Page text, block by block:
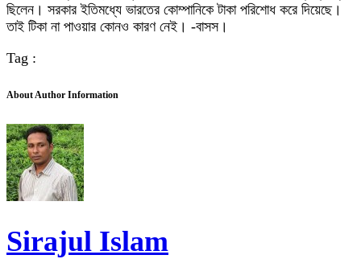
ছিলেন। সরকার ইতিমধ্যে ভারতের কোম্পানিকে টাকা পরিশোধ করে দিয়েছে।
তাই টিকা না পাওয়ার কোনও কারণ নেই। -বাসস।
Tag :
About Author Information
Sirajul Islam